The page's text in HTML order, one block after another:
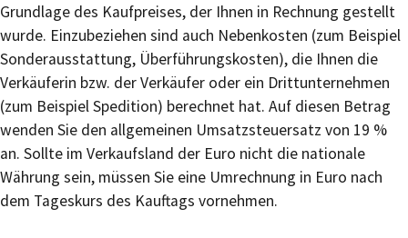
Grundlage des Kaufpreises, der Ihnen in Rechnung gestellt
wurde. Einzubeziehen sind auch Nebenkosten (zum Beispiel
Sonderausstattung, Überführungskosten), die Ihnen die
Verkäuferin bzw. der Verkäufer oder ein Drittunternehmen
(zum Beispiel Spedition) berechnet hat. Auf diesen Betrag
wenden Sie den allgemeinen Umsatzsteuersatz von 19 %
an. Sollte im Verkaufsland der Euro nicht die nationale
Währung sein, müssen Sie eine Umrechnung in Euro nach
dem Tageskurs des Kauftags vornehmen.